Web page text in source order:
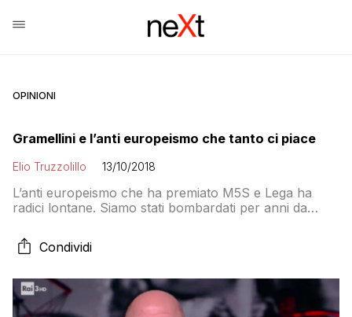
OPINIONI
Gramellini e l’anti europeismo che tanto ci piace
Elio Truzzolillo 13/10/2018
L’anti europeismo che ha premiato M5S e Lega ha
radici lontane. Siamo stati bombardati per anni da
l’inutilità dell’Europa o la sua volontà di danneggiare
l’Italia. Giornalisti, politici e intellettuali hanno cavalcato
giornalisti potevano fare coraggiose denunce
contando sul fatto […]
Condividi